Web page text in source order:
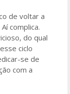
de voltar a
complica.
do qual
ciclo
se de
com a